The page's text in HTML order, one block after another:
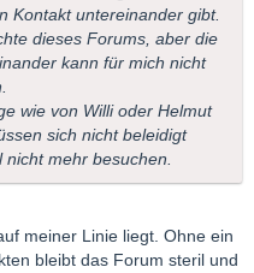
Kontakt untereinander gibt.
dieses Forums, aber die
kann für mich nicht
wie von Willi oder Helmut
sich nicht beleidigt
mehr besuchen.
meiner Linie liegt. Ohne ein
bleibt das Forum steril und